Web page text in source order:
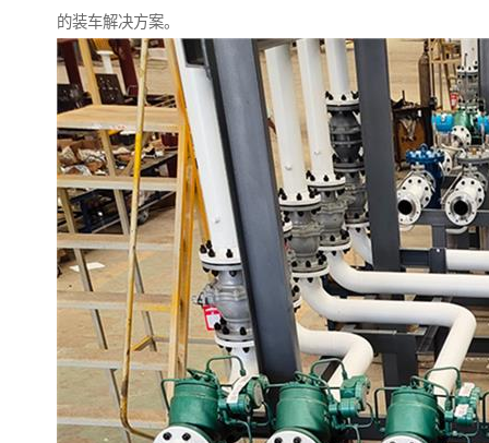
的装车解决方案。